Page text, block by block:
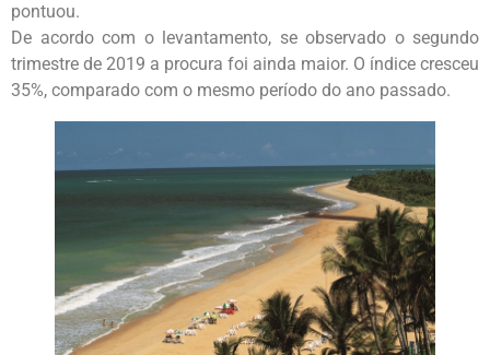
pontuou.
De acordo com o levantamento, se observado o segundo
trimestre de 2019 a procura foi ainda maior. O índice cresceu
35%, comparado com o mesmo período do ano passado.